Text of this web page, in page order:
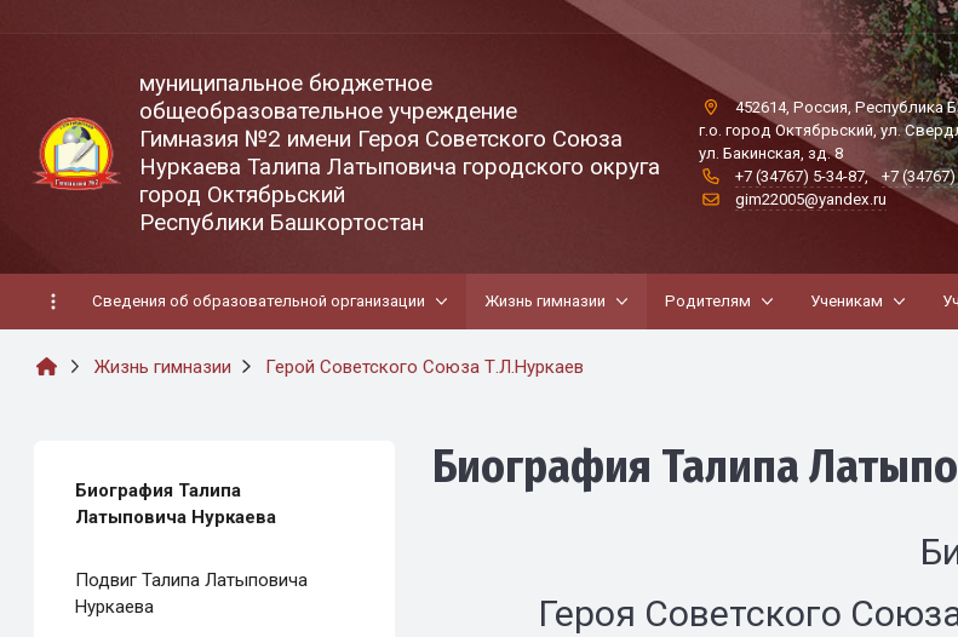
муниципальное бюджетное
общеобразовательное учреждение
Гимназия №2 имени Героя Советского Союза
Нуркаева Талипа Латыповича городского округа
город Октябрьский
Республики Башкортостан
452614, Россия, Республика
г.о. город Октябрьский, ул.
ул. Бакинская, зд. 8
+7 (34767) 5-34-87,
+7
gim22005@yandex.ru
Сведения об образовательной организации Жизнь гимназии Родителям Ученикам
Жизнь гимназии Герой Советского Союза Т.Л.Нуркаев
Биография Талипа
Латыповича Нуркаева
Подвиг Талипа Латыповича
Нуркаева
Биография Талипа
Героя Советского